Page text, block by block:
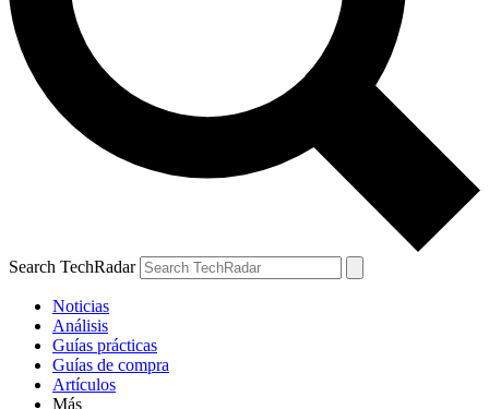
Search TechRadar
Noticias
Análisis
Guías prácticas
Guías de compra
Artículos
Más